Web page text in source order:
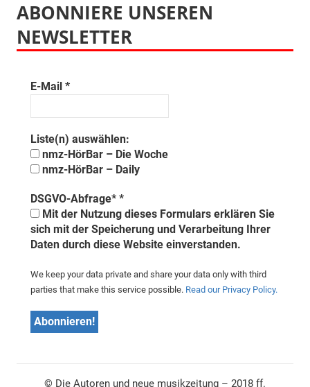
ABONNIERE UNSEREN
NEWSLETTER
E-Mail *
Liste(n) auswählen:
nmz-HörBar – Die Woche
nmz-HörBar – Daily
DSGVO-Abfrage* *
Mit der Nutzung dieses Formulars erklären Sie
sich mit der Speicherung und Verarbeitung Ihrer
Daten durch diese Website einverstanden.
We keep your data private and share your data only with third
parties that make this service possible. Read our Privacy Policy.
© Die Autoren und neue musikzeitung – 2018 ff.